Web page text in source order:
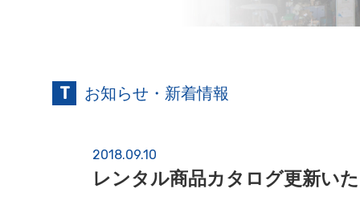
お知らせ・新着情報
2018.09.10
レンタル商品カタログ更新い